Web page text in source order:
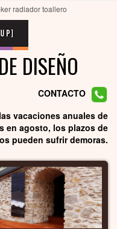
radiador toallero
DISEÑO
CONTACTO
vacaciones anuales de
en agosto, los plazos de
pueden sufrir demoras.